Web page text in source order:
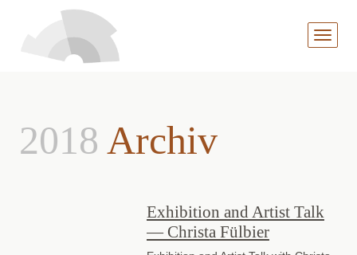
MENÜ
2018 Archiv
Exhibition and Artist Talk
— Christa Fülbier